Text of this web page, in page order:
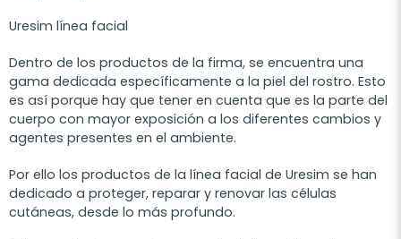
Uresim línea facial
Dentro de los productos de la firma, se encuentra una
gama dedicada específicamente a la piel del rostro. Esto
es así porque hay que tener en cuenta que es la parte del
cuerpo con mayor exposición a los diferentes cambios y
agentes presentes en el ambiente.
Por ello los productos de la línea facial de Uresim se han
dedicado a proteger, reparar y renovar las células
cutáneas, desde lo más profundo.